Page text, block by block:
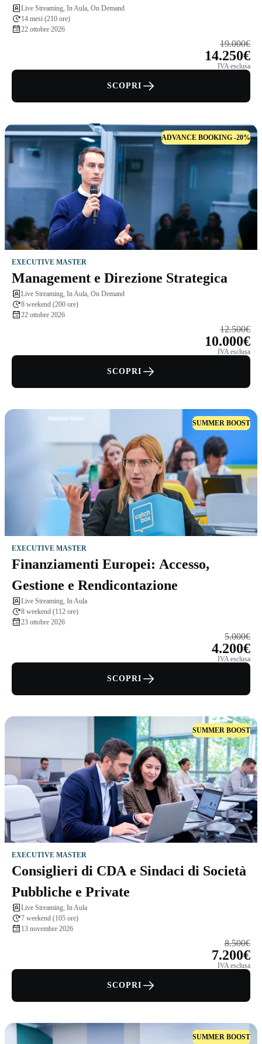
Live Streaming, In Aula, On Demand
14 mesi (210 ore)
22 ottobre 2026
19.000€
14.250€
IVA esclusa
SCOPRI
ADVANCE BOOKING -20%
EXECUTIVE MASTER
Management e Direzione Strategica
Live Streaming, In Aula, On Demand
8 weekend (200 ore)
22 ottobre 2026
12.500€
10.000€
IVA esclusa
SCOPRI
SUMMER BOOST
EXECUTIVE MASTER
Finanziamenti Europei: Accesso,
Gestione e Rendicontazione
Live Streaming, In Aula
8 weekend (112 ore)
23 ottobre 2026
5.000€
4.200€
IVA esclusa
SCOPRI
SUMMER BOOST
EXECUTIVE MASTER
Consiglieri di CDA e Sindaci di Società
Pubbliche e Private
Live Streaming, In Aula
7 weekend (105 ore)
13 novembre 2026
8.500€
7.200€
IVA esclusa
SCOPRI
SUMMER BOOST